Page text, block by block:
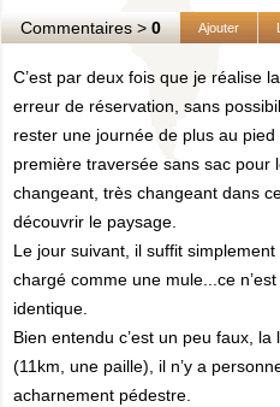
Commentaires >0 Ajouter
C’est par deux fois que je réalise
erreur de réservation, sans
rester une journée de plus au
première traversée sans sac pour
changeant, très changeant dans
découvrir le paysage.
Le jour suivant, il suffit
chargé comme une mule...ce
identique.
Bien entendu c’est un peu faux,
(11km, une paille), il n’y a
acharnement pédestre.